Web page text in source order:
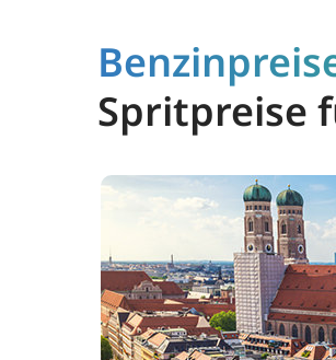
Spritpreise